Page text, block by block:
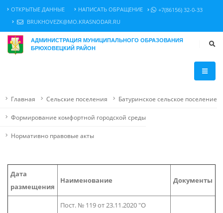
ОТКРЫТЫЕ ДАННЫЕ НАПИСАТЬ ОБРАЩЕНИЕ
+7(86156) 32-0-33
BRUKHOVEZK@MO.KRASNODAR.RU
АДМИНИСТРАЦИЯ МУНИЦИПАЛЬНОГО ОБРАЗОВАНИЯ
БРЮХОВЕЦКИЙ РАЙОН
Главная Сельские поселения Батуринское сельское поселение
Формирование комфортной городской среды
Нормативно правовые акты
Дата
размещения
Наименование Документы
Пост. № 119 от 23.11.2020 "О